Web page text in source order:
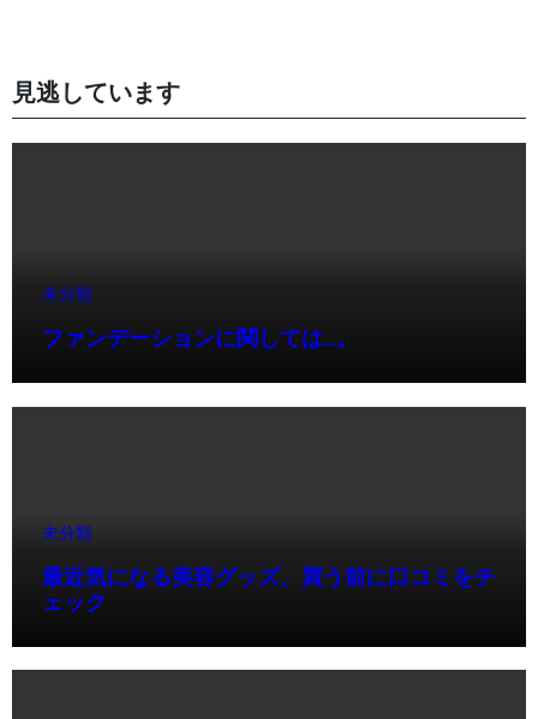
見逃しています
未分類
ファンデーションに関しては…。
未分類
最近気になる美容グッズ、買う前に口コミをチ
ェック